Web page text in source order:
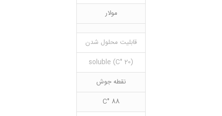
مولار
قابلیت محلول شدن
(20 °C) soluble
نقطه جوش
88 °C